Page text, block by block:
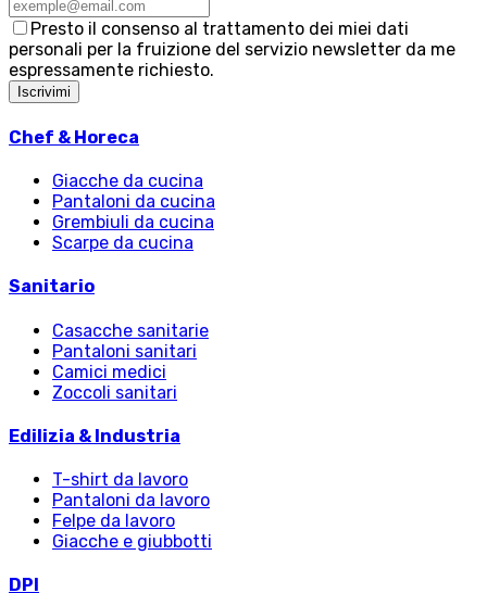
Presto il consenso al trattamento dei miei dati
personali per la fruizione del servizio newsletter da me
espressamente richiesto.
Iscrivimi
Chef & Horeca
Giacche da cucina
Pantaloni da cucina
Grembiuli da cucina
Scarpe da cucina
Sanitario
Casacche sanitarie
Pantaloni sanitari
Camici medici
Zoccoli sanitari
Edilizia & Industria
T-shirt da lavoro
Pantaloni da lavoro
Felpe da lavoro
Giacche e giubbotti
DPI